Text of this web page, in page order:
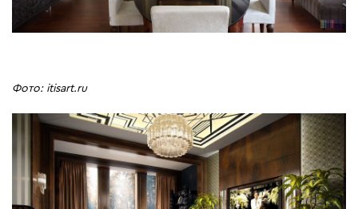
Фото: itisart.ru